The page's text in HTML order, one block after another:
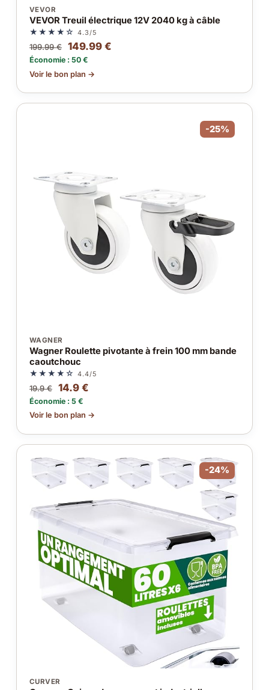
VEVOR
VEVOR Treuil électrique 12V 2040 kg à câble
★★★★☆ 4.3/5
199.99 € 149.99 €
Économie : 50 €
Voir le bon plan →
-25%
WAGNER
Wagner Roulette pivotante à frein 100 mm bande
caoutchouc
★★★★☆ 4.4/5
19.9 € 14.9 €
Économie : 5 €
Voir le bon plan →
-24%
CURVER